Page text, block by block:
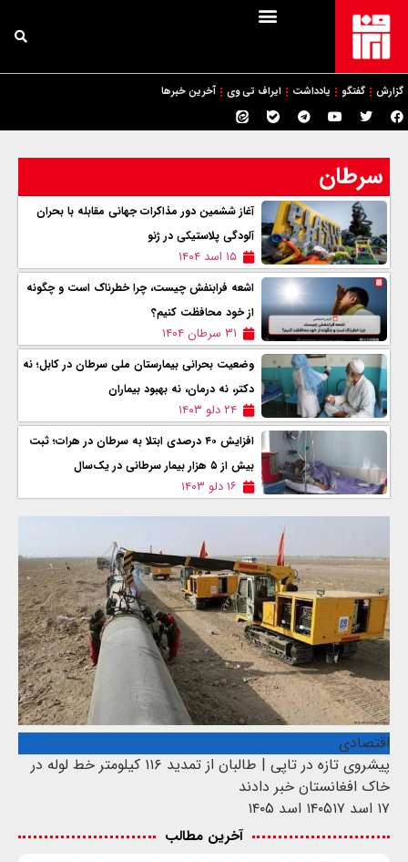
گزارش گفتگو یادداشت ایراف تی وی آخرین خبرها
سرطان
آغاز ششمین دور مذاکرات جهانی مقابله با بحران
آلودگی پلاستیکی در ژنو
۱۵ اسد ۱۴۰۴
اشعه فرابنفش چیست، چرا خطرناک است و چگونه
از خود محافظت کنیم؟
۳۱ سرطان ۱۴۰۴
وضعیت بحرانی بیمارستان ملی سرطان در کابل؛ نه
دکتر، نه درمان، نه بهبود بیماران
۲۴ دلو ۱۴۰۳
افزایش ۴۰ درصدی ابتلا به سرطان در هرات؛ ثبت
بیش از ۵ هزار بیمار سرطانی در یک‌سال
۱۶ دلو ۱۴۰۳
اقتصادی
پیشروی تازه در تاپی | طالبان از تمدید ۱۱۶ کیلومتر خط لوله در
خاک افغانستان خبر دادند
۱۷ اسد ۱۴۰۵
۱۷ اسد ۱۴۰۵
آخرین مطالب